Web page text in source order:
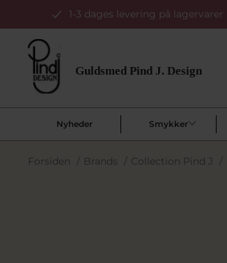
1-3 dages levering på lagervarer
Nyheder Smykker
Forsiden / Brands / Collection Pind J /